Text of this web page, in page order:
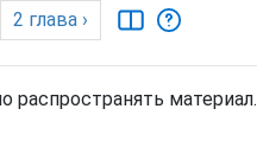
2 глава ›
распространять материал.